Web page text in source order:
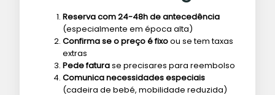
Reserva com 24-48h de antecedência
(especialmente em época alta)
Confirma se o preço é fixoou se tem taxas
extras
Pede faturase precisares para reembolso
Comunica necessidades especiais
(cadeira de bebé, mobilidade reduzida)